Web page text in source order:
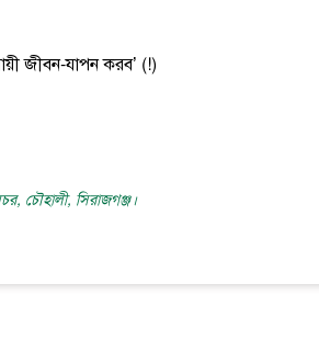
জীবন-যাপন করব’ (!)
চৌহালী, সিরাজগঞ্জ।